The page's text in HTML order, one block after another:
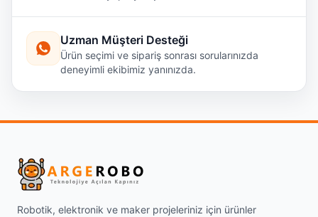
Uzman Müşteri Desteği
Ürün seçimi ve sipariş sonrası sorularınızda
deneyimli ekibimiz yanınızda.
Robotik, elektronik ve maker projeleriniz için ürünler